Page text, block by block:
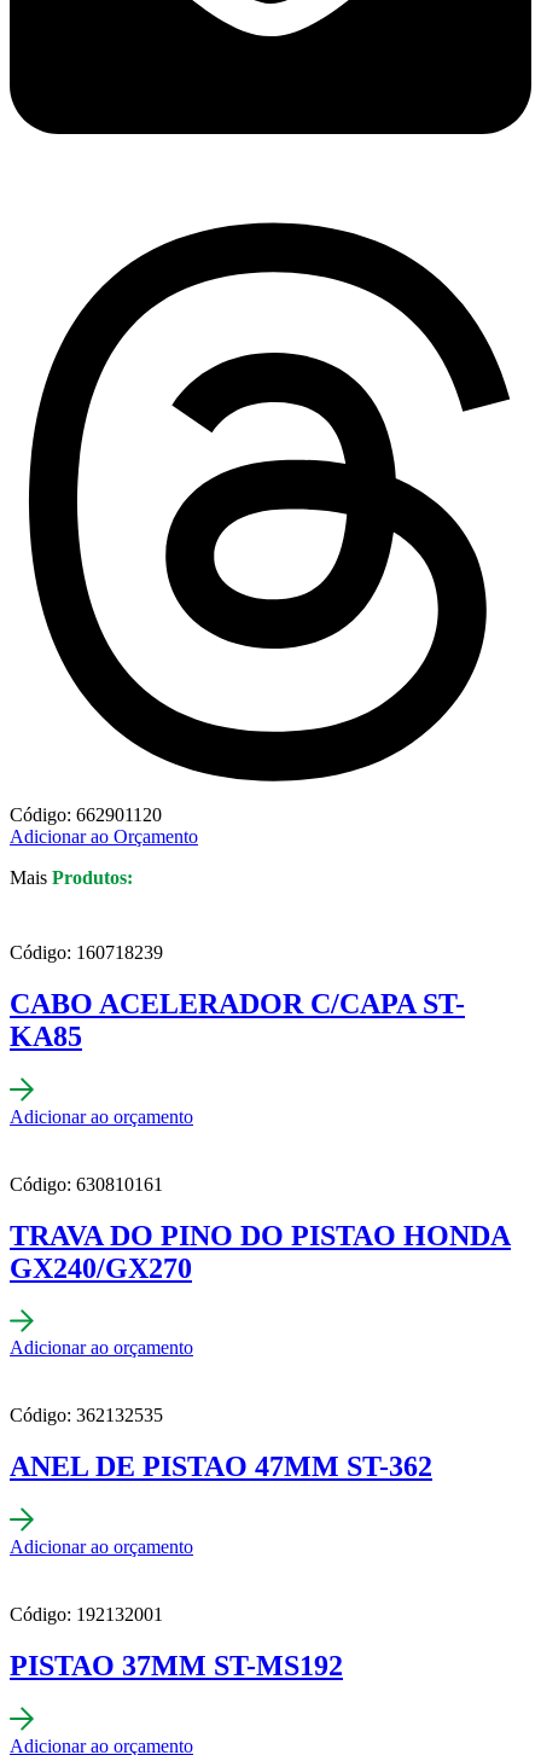
Código: 662901120
Adicionar ao Orçamento
Mais Produtos:
Código: 160718239
CABO ACELERADOR C/CAPA ST-
KA85
Adicionar ao orçamento
Código: 630810161
TRAVA DO PINO DO PISTAO HONDA
GX240/GX270
Adicionar ao orçamento
Código: 362132535
ANEL DE PISTAO 47MM ST-362
Adicionar ao orçamento
Código: 192132001
PISTAO 37MM ST-MS192
Adicionar ao orçamento